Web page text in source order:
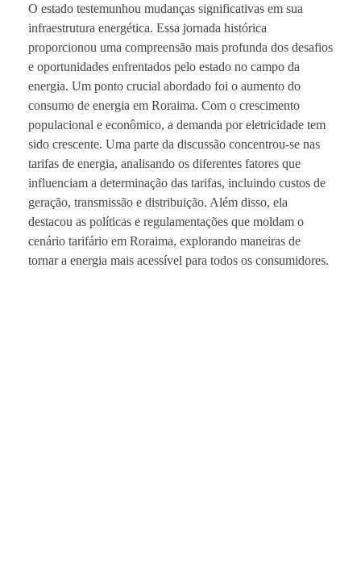
O estado testemunhou mudanças significativas em sua
infraestrutura energética. Essa jornada histórica
proporcionou uma compreensão mais profunda dos desafios
e oportunidades enfrentados pelo estado no campo da
energia. Um ponto crucial abordado foi o aumento do
consumo de energia em Roraima. Com o crescimento
populacional e econômico, a demanda por eletricidade tem
sido crescente. Uma parte da discussão concentrou-se nas
tarifas de energia, analisando os diferentes fatores que
influenciam a determinação das tarifas, incluindo custos de
geração, transmissão e distribuição. Além disso, ela
destacou as políticas e regulamentações que moldam o
cenário tarifário em Roraima, explorando maneiras de
tornar a energia mais acessível para todos os consumidores.